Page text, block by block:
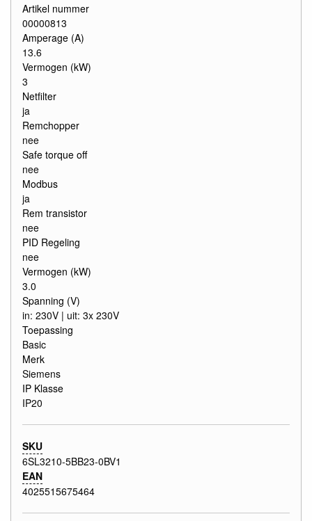
Artikel nummer
00000813
Amperage (A)
13.6
Vermogen (kW)
3
Netfilter
ja
Remchopper
nee
Safe torque off
nee
Modbus
ja
Rem transistor
nee
PID Regeling
nee
Vermogen (kW)
3.0
Spanning (V)
in: 230V | uit: 3x 230V
Toepassing
Basic
Merk
Siemens
IP Klasse
IP20
SKU
6SL3210-5BB23-0BV1
EAN
4025515675464